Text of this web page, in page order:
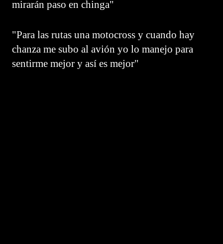
mirarán paso en chinga"
"Para las rutas una motocross y cuando hay
chanza me subo al avión yo lo manejo para
sentirme mejor y así es mejor"